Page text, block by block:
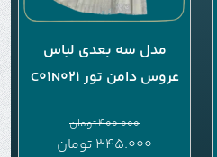
مدل سه بعدی لباس
عروس دامن تور C01N021
400.000تومان
345.000 تومان